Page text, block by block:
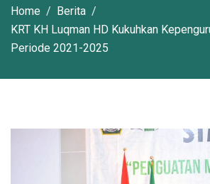
Home
Berita
KRT KH Luqman HD Kukuhkan
Periode 2021-2025